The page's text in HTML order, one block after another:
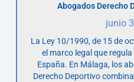
Abogados Derecho
junio
La Ley 10/1990, de 15 de
el marco legal que
España. En Málaga, los
Derecho Deportivo